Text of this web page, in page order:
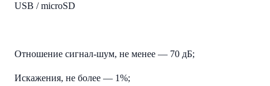
USB / microSD
Отношение сигнал-шум, не менее — 70 дБ;
Искажения, не более — 1%;